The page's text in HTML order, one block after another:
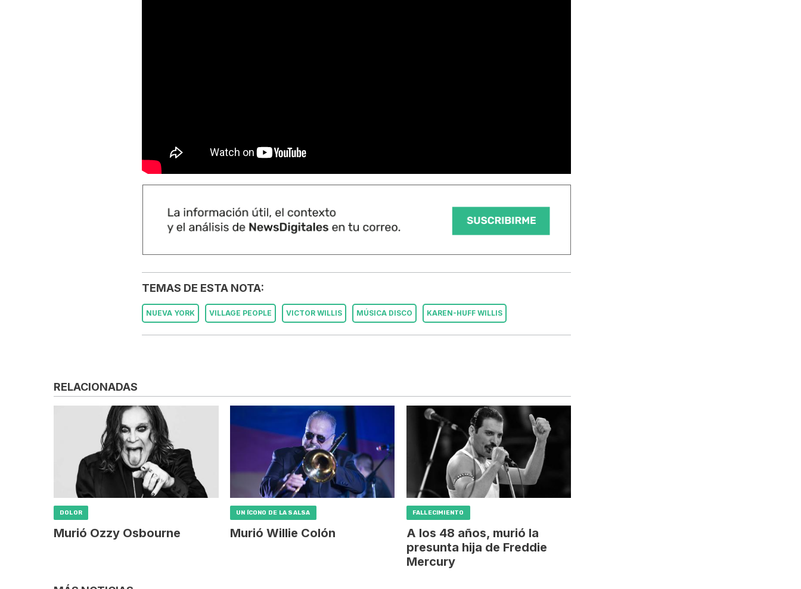
TEMAS DE ESTA NOTA:
NUEVA YORK VILLAGE PEOPLE VICTOR WILLIS MÚSICA DISCO KAREN-HUFF WILLIS
RELACIONADAS
DOLOR
Murió Ozzy Osbourne
UN ÍCONO DE LA SALSA
Murió Willie Colón
FALLECIMIENTO
A los 48 años, murió la
presunta hija de Freddie
Mercury